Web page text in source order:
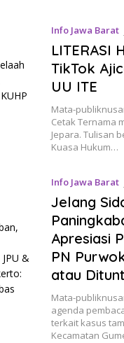
Info Jawa Barat
LITERASI
TikTok
UU ITE
Mata-
Cetak Ternama
Jepara. Tulisan
Kuasa Hukum…
Info Jawa Barat
Jelang
Apresiasi
PN
atau
Mata-
agenda
terkait kasus
Kecamatan